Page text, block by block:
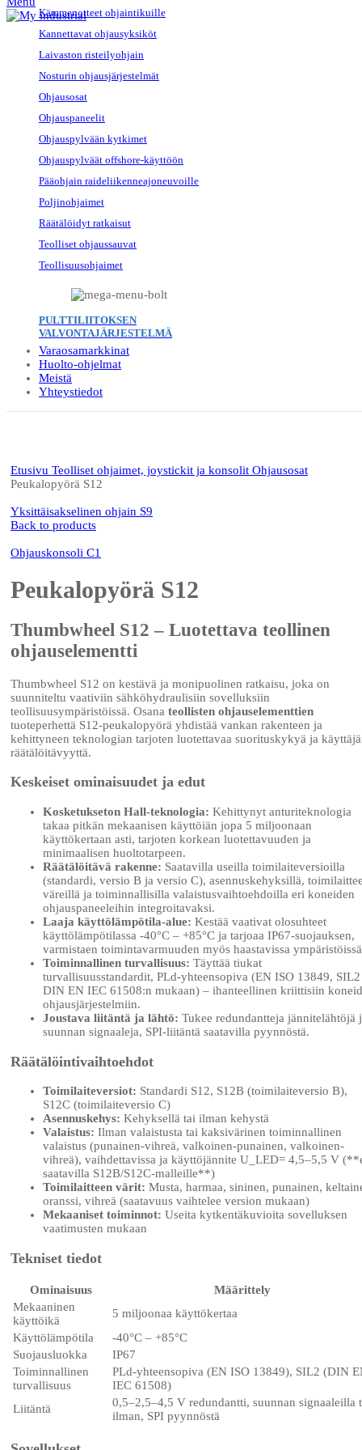
Kämmenotteet ohjaintikuille
Kannettavat ohjausyksiköt
Laivaston risteilyohjain
Nosturin ohjausjärjestelmät
Ohjausosat
Ohjauspaneelit
Ohjauspylvään kytkimet
Ohjauspylväät offshore-käyttöön
Pääohjain raideliikenneajoneuvoille
Poljinohjaimet
Räätälöidyt ratkaisut
Teolliset ohjaussauvat
Teollisuusohjaimet
PULTTILIITOKSEN
VALVONTAJÄRJESTELMÄ
Varaosamarkkinat
Huolto-ohjelmat
Meistä
Yhteystiedot
Etusivu Teolliset ohjaimet, joystickit ja konsolit Ohjausosat
Peukalopyörä S12
Yksittäisakselinen ohjain S9
Back to products
Ohjauskonsoli C1
Peukalopyörä S12
Thumbwheel S12 – Luotettava teollinen
ohjauselementti
Thumbwheel S12 on kestävä ja monipuolinen ratkaisu, joka on
suunniteltu vaativiin sähköhydraulisiin sovelluksiin
teollisuusympäristöissä. Osana teollisten ohjauselementtien
tuoteperhettä S12-peukalopyörä yhdistää vankan rakenteen ja
kehittyneen teknologian tarjoten luotettavaa suorituskykyä ja
räätälöitävyyttä.
Keskeiset ominaisuudet ja edut
Kosketukseton Hall-teknologia: Kehittynyt anturiteknologia
takaa pitkän mekaanisen käyttöiän jopa 5 miljoonaan
käyttökertaan asti, tarjoten korkean luotettavuuden ja
minimaalisen huoltotarpeen.
Räätälöitävä rakenne: Saatavilla useilla toimilaiteversioilla
(standardi, versio B ja versio C), asennuskehyksillä,
väreillä ja toiminnallisilla valaistusvaihtoehdoilla eri koneiden
ohjauspaneeleihin integroitavaksi.
Laaja käyttölämpötila-alue: Kestää vaativat olosuhteet
käyttölämpötilassa -40°C – +85°C ja tarjoaa IP67-suojauksen,
varmistaen toimintavarmuuden myös haastavissa
Toiminnallinen turvallisuus: Täyttää tiukat
turvallisuusstandardit, PLd-yhteensopiva (EN ISO 13849, SIL2
DIN EN IEC 61508:n mukaan) – ihanteellinen kriittisiin
ohjausjärjestelmiin.
Joustava liitäntä ja lähtö: Tukee redundantteja jännitelähtöjä
suunnan signaaleja, SPI-liitäntä saatavilla pyynnöstä.
Räätälöintivaihtoehdot
Toimilaiteversiot: Standardi S12, S12B (toimilaiteversio B),
S12C (toimilaiteversio C)
Asennuskehys: Kehyksellä tai ilman kehystä
Valaistus: Ilman valaistusta tai kaksivärinen toiminnallinen
valaistus (punainen-vihreä, valkoinen-punainen, valkoinen-
vihreä), vaihdettavissa ja käyttöjännite U_LED= 4,5–5,5 V
saatavilla S12B/S12C-malleille**)
Toimilaitteen värit: Musta, harmaa, sininen, punainen,
oranssi, vihreä (saatavuus vaihtelee version mukaan)
Mekaaniset toiminnot: Useita kytkentäkuvioita sovelluksen
vaatimusten mukaan
Tekniset tiedot
Ominaisuus
Määrittely
Mekaaninen
käyttöikä
5 miljoonaa käyttökertaa
Käyttölämpötila
-40°C – +85°C
Suojausluokka
IP67
Toiminnallinen
turvallisuus
PLd-yhteensopiva (EN ISO 13849), SIL2 (DIN
IEC 61508)
Liitäntä
0,5–2,5–4,5 V redundantti, suunnan signaaleilla
ilman, SPI pyynnöstä